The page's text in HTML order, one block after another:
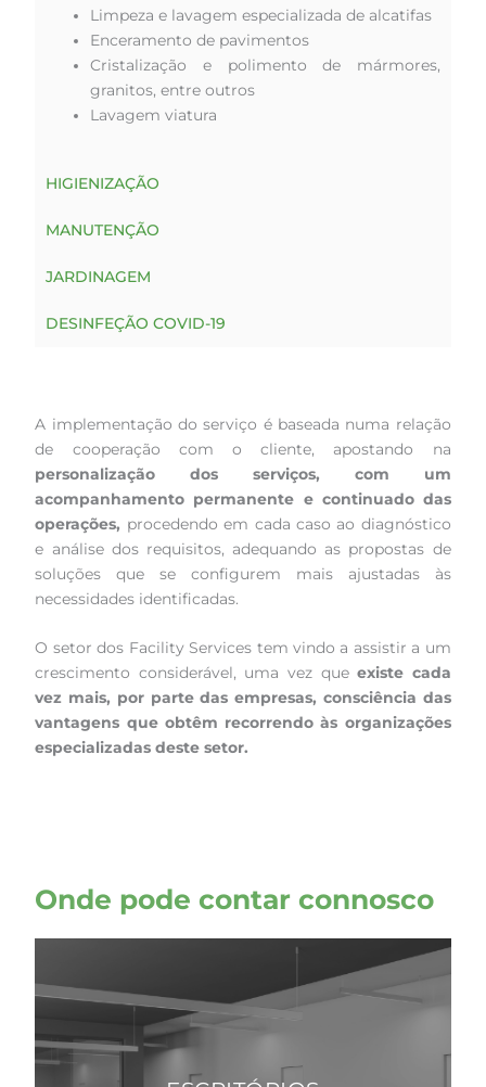
Limpeza e lavagem especializada de alcatifas
Enceramento de pavimentos
Cristalização e polimento de mármores,
granitos, entre outros
Lavagem viatura
HIGIENIZAÇÃO
MANUTENÇÃO
JARDINAGEM
DESINFEÇÃO COVID-19
A implementação do serviço é baseada numa relação
de cooperação com o cliente, apostando na
personalização dos serviços, com um
acompanhamento permanente e continuado das
operações, procedendo em cada caso ao diagnóstico
e análise dos requisitos, adequando as propostas de
soluções que se configurem mais ajustadas às
necessidades identificadas.
O setor dos Facility Services tem vindo a assistir a um
crescimento considerável, uma vez queexiste cada
vez mais, por parte das empresas, consciência das
vantagens que obtêm recorrendo às organizações
especializadas deste setor.
Onde pode contar connosco
Call Centers